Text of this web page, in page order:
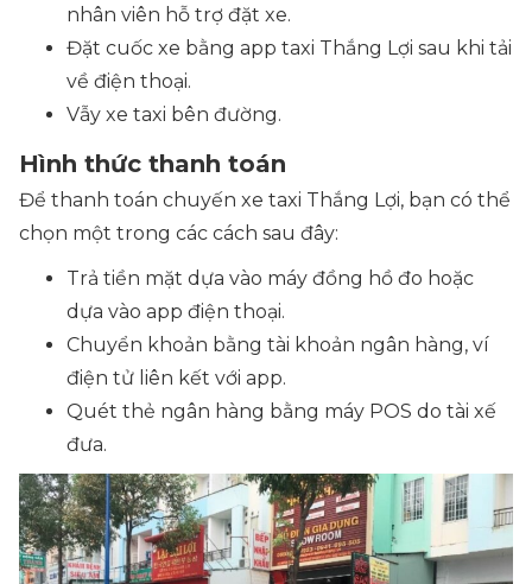
nhân viên hỗ trợ đặt xe.
Đặt cuốc xe bằng app taxi Thắng Lợi sau khi tải
về điện thoại.
Vẫy xe taxi bên đường.
Hình thức thanh toán
Để thanh toán chuyến xe taxi Thắng Lợi, bạn có thể
chọn một trong các cách sau đây:
Trả tiền mặt dựa vào máy đồng hồ đo hoặc
dựa vào app điện thoại.
Chuyển khoản bằng tài khoản ngân hàng, ví
điện tử liên kết với app.
Quét thẻ ngân hàng bằng máy POS do tài xế
đưa.